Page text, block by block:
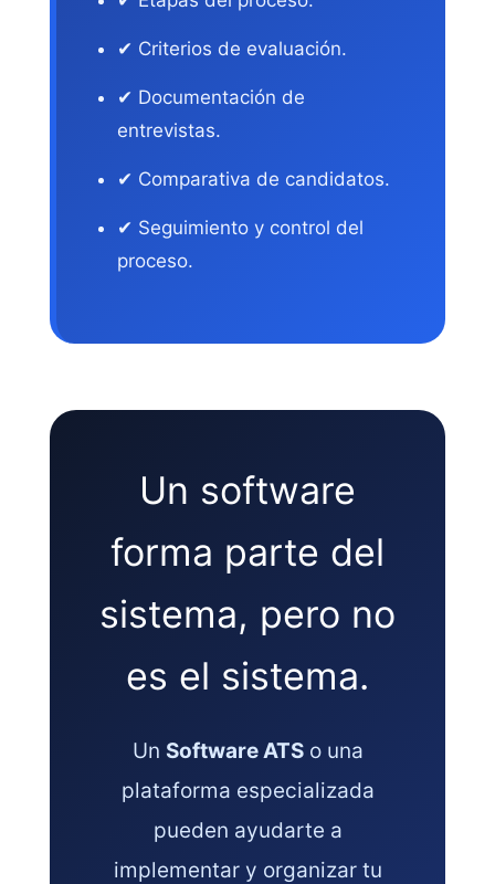
✔ Criterios de evaluación.
✔ Documentación de
entrevistas.
✔ Comparativa de candidatos.
✔ Seguimiento y control del
proceso.
Un software
forma parte del
sistema, pero no
es el sistema.
Un Software ATSo una
plataforma especializada
pueden ayudarte a
implementar y organizar tu